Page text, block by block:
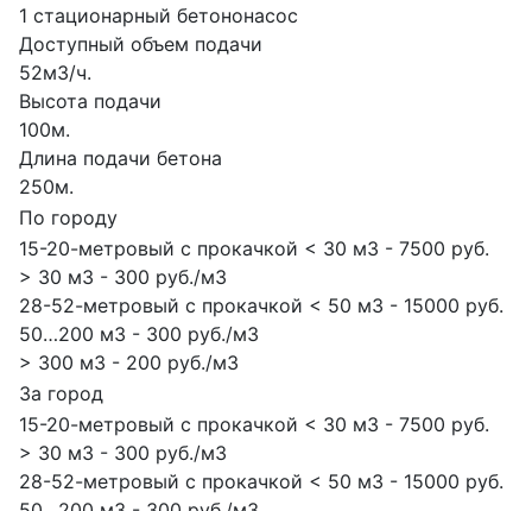
1 стационарный бетононасос
Доступный объем подачи
52м3/ч.
Высота подачи
100м.
Длина подачи бетона
250м.
По городу
15-20-метровый с прокачкой < 30 м3 - 7500 руб.
> 30 м3 - 300 руб./м3
28-52-метровый с прокачкой < 50 м3 - 15000 руб.
50…200 м3 - 300 руб./м3
> 300 м3 - 200 руб./м3
За город
15-20-метровый с прокачкой < 30 м3 - 7500 руб.
> 30 м3 - 300 руб./м3
28-52-метровый с прокачкой < 50 м3 - 15000 руб.